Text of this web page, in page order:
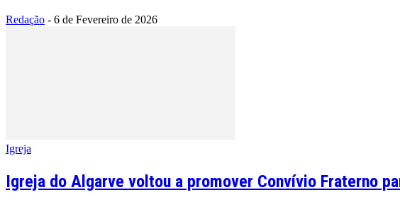
Redação - 6 de Fevereiro de 2026
Igreja
Igreja do Algarve voltou a promover Convívio Fraterno